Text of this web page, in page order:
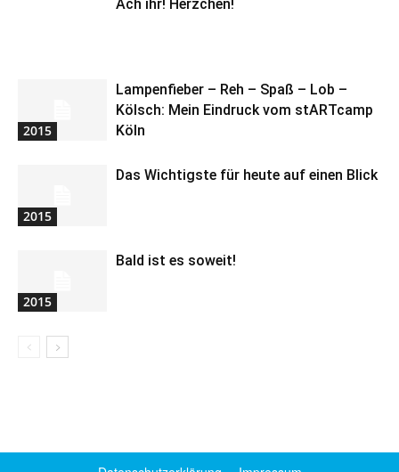
Ach ihr! Herzchen!
2015
Lampenfieber – Reh – Spaß – Lob –
Kölsch: Mein Eindruck vom stARTcamp
Köln
2015
Das Wichtigste für heute auf einen Blick
2015
Bald ist es soweit!